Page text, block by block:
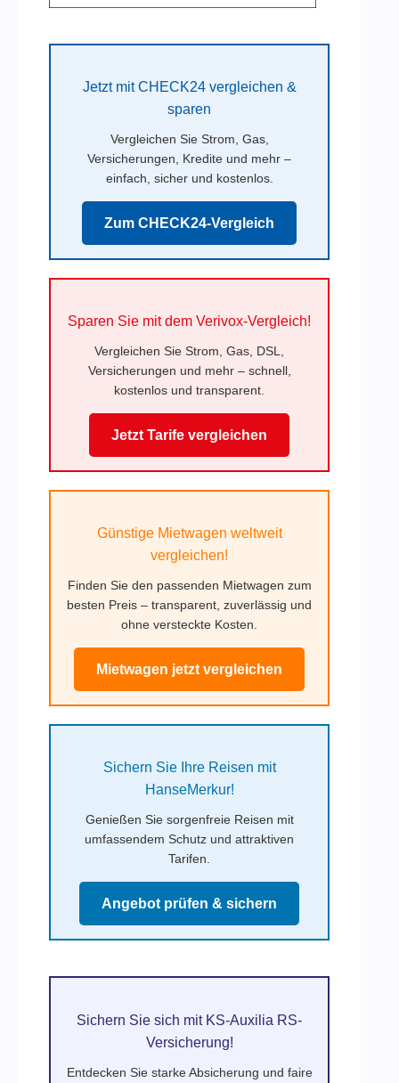
Jetzt mit CHECK24 vergleichen &
sparen
Vergleichen Sie Strom, Gas,
Versicherungen, Kredite und mehr –
einfach, sicher und kostenlos.
Zum CHECK24-Vergleich
Sparen Sie mit dem Verivox-Vergleich!
Vergleichen Sie Strom, Gas, DSL,
Versicherungen und mehr – schnell,
kostenlos und transparent.
Jetzt Tarife vergleichen
Günstige Mietwagen weltweit
vergleichen!
Finden Sie den passenden Mietwagen zum
besten Preis – transparent, zuverlässig und
ohne versteckte Kosten.
Mietwagen jetzt vergleichen
Sichern Sie Ihre Reisen mit
HanseMerkur!
Genießen Sie sorgenfreie Reisen mit
umfassendem Schutz und attraktiven
Tarifen.
Angebot prüfen & sichern
Sichern Sie sich mit KS-Auxilia RS-
Versicherung!
Entdecken Sie starke Absicherung und faire